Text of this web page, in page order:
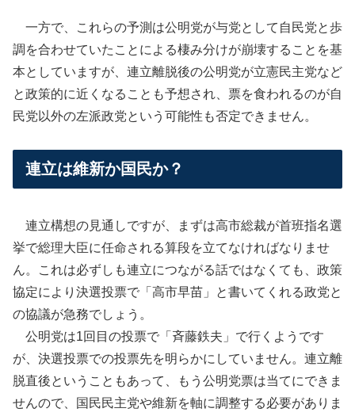
一方で、これらの予測は公明党が与党として自民党と歩
調を合わせていたことによる棲み分けが崩壊することを基
本としていますが、連立離脱後の公明党が立憲民主党など
と政策的に近くなることも予想され、票を食われるのが自
民党以外の左派政党という可能性も否定できません。
連立は維新か国民か？
連立構想の見通しですが、まずは高市総裁が首班指名選
挙で総理大臣に任命される算段を立てなければなりませ
ん。これは必ずしも連立につながる話ではなくても、政策
協定により決選投票で「高市早苗」と書いてくれる政党と
の協議が急務でしょう。
公明党は1回目の投票で「斉藤鉄夫」で行くようです
が、決選投票での投票先を明らかにしていません。連立離
脱直後ということもあって、もう公明党票は当てにできま
せんので、国民民主党や維新を軸に調整する必要がありま